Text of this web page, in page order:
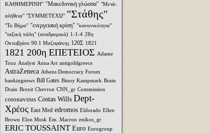
ΚΑΘΗΜΕΡΙΝΗ" "Μακεδονική γλώσσα" "Μετά-
αλήθεια" "ΣΥΜΜΕΤΕΧΩ" "Στάθης"
"Το Βήμα" "ενεργειακή κρίση" "κανονικότητα"
"ταξική πάλη" (αναδρομικά) 1-1-4 28η
Οκτωβρίου 90.1 Μαζαράκης 120Σ 1821
1821 200η ΕΠΕΤΕΙΟΣ Adame
Tooz Analyst Anna Art antigoldgreece
AstraZeneca Athens Democracy Forum
bankingnews Bill Gates Binoy Kampmark Brain
Drain Brexit Chevron CNN_gr Commission
coronavirus Costas Wills Dept-
Χρέος East Med edromos Eldorado Ellen
Brown Elon Musk Em. Macron enikos_gr
ERIC TOUSSAINT Euro Eurogroup